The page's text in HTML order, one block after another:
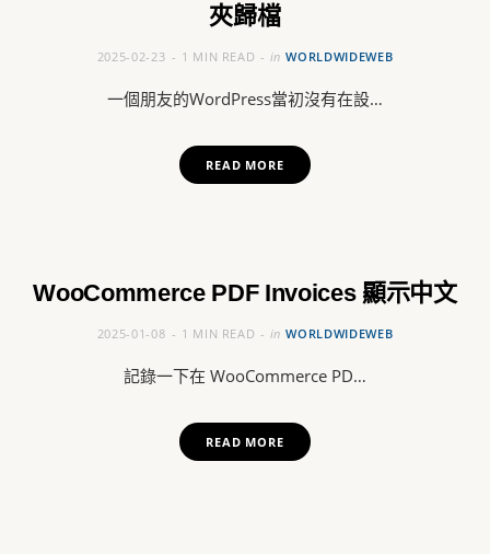
夾歸檔
2025-02-23 1 MIN READ in WORLDWIDEWEB
一個朋友的WordPress當初沒有在設…
READ MORE
WooCommerce PDF Invoices 顯示中文
2025-01-08 1 MIN READ in WORLDWIDEWEB
記錄一下在 WooCommerce PD…
READ MORE